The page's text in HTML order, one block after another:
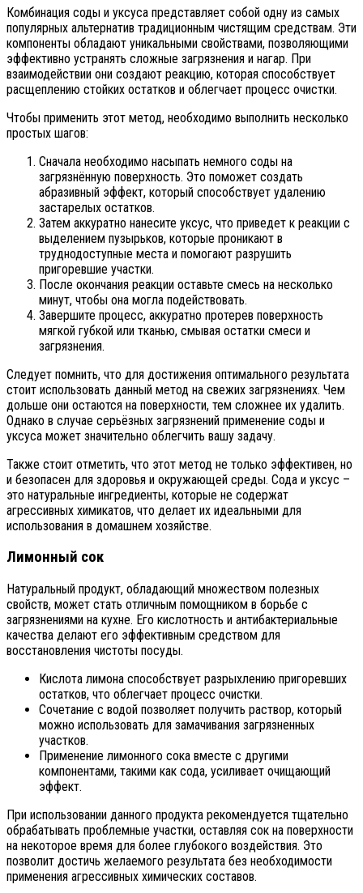
Комбинация соды и уксуса представляет собой одну из самых
популярных альтернатив традиционным чистящим средствам. Эти
компоненты обладают уникальными свойствами, позволяющими
эффективно устранять сложные загрязнения и нагар. При
взаимодействии они создают реакцию, которая способствует
расщеплению стойких остатков и облегчает процесс очистки.
Чтобы применить этот метод, необходимо выполнить несколько
простых шагов:
Сначала необходимо насыпать немного соды на
загрязнённую поверхность. Это поможет создать
абразивный эффект, который способствует удалению
застарелых остатков.
Затем аккуратно нанесите уксус, что приведет к реакции с
выделением пузырьков, которые проникают в
труднодоступные места и помогают разрушить
пригоревшие участки.
После окончания реакции оставьте смесь на несколько
минут, чтобы она могла подействовать.
Завершите процесс, аккуратно протерев поверхность
мягкой губкой или тканью, смывая остатки смеси и
загрязнения.
Следует помнить, что для достижения оптимального результата
стоит использовать данный метод на свежих загрязнениях. Чем
дольше они остаются на поверхности, тем сложнее их удалить.
Однако в случае серьёзных загрязнений применение соды и
уксуса может значительно облегчить вашу задачу.
Также стоит отметить, что этот метод не только эффективен, но
и безопасен для здоровья и окружающей среды. Сода и уксус –
это натуральные ингредиенты, которые не содержат
агрессивных химикатов, что делает их идеальными для
использования в домашнем хозяйстве.
Лимонный сок
Натуральный продукт, обладающий множеством полезных
свойств, может стать отличным помощником в борьбе с
загрязнениями на кухне. Его кислотность и антибактериальные
качества делают его эффективным средством для
восстановления чистоты посуды.
Кислота лимона способствует разрыхлению пригоревших
остатков, что облегчает процесс очистки.
Сочетание с водой позволяет получить раствор, который
можно использовать для замачивания загрязненных
участков.
Применение лимонного сока вместе с другими
компонентами, такими как сода, усиливает очищающий
эффект.
При использовании данного продукта рекомендуется тщательно
обрабатывать проблемные участки, оставляя сок на поверхности
на некоторое время для более глубокого воздействия. Это
позволит достичь желаемого результата без необходимости
применения агрессивных химических составов.